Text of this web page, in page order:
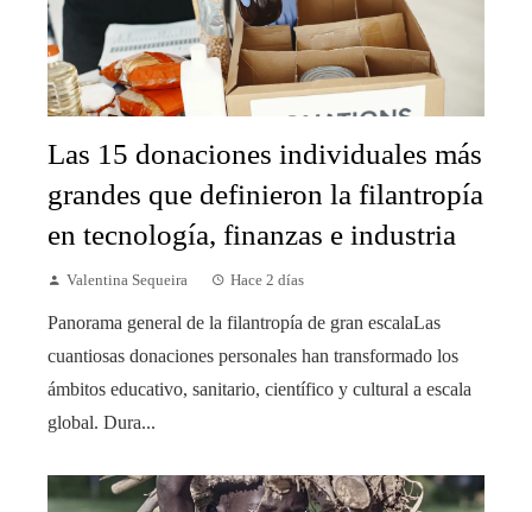
Las 15 donaciones individuales más
grandes que definieron la filantropía
en tecnología, finanzas e industria
Valentina Sequeira Hace 2 días
Panorama general de la filantropía de gran escalaLas
cuantiosas donaciones personales han transformado los
ámbitos educativo, sanitario, científico y cultural a escala
global. Dura...